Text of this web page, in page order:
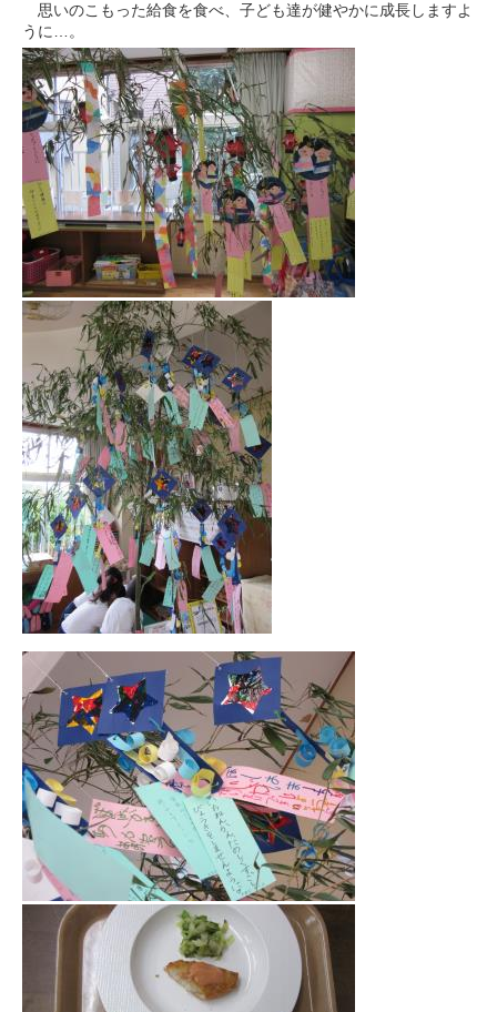
思いのこもった給食を食べ、子ども達が健やかに成長しますよ
うに…。